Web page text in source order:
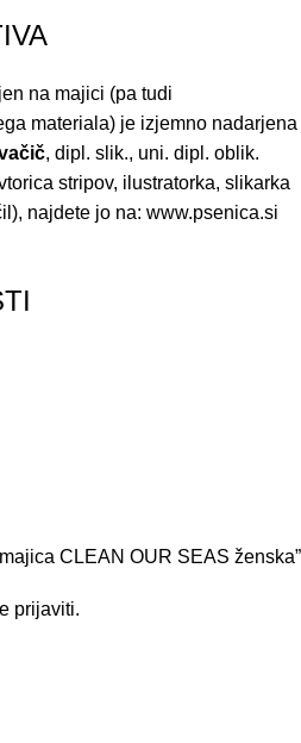
na majici (pa tudi
materiala) je izjemno nadarjena
, dipl. slik., uni. dipl. oblik.
stripov, ilustratorka, slikarka
najdete jo na: www.psenica.si
CLEAN OUR SEAS ženska”
prijaviti.